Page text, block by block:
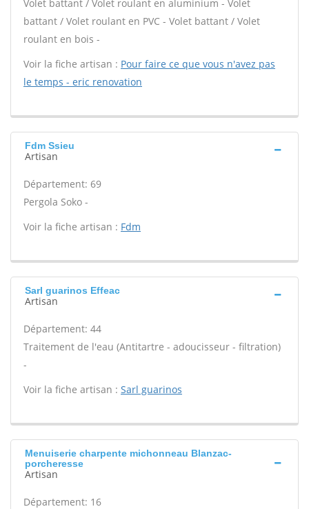
Volet battant / Volet roulant en aluminium - Volet
battant / Volet roulant en PVC - Volet battant / Volet
roulant en bois -
Voir la fiche artisan : Pour faire ce que vous n'avez pas
le temps - eric renovation
Fdm Ssieu
Artisan
Département: 69
Pergola Soko -
Voir la fiche artisan : Fdm
Sarl guarinos Effeac
Artisan
Département: 44
Traitement de l'eau (Antitartre - adoucisseur - filtration)
-
Voir la fiche artisan : Sarl guarinos
Menuiserie charpente michonneau Blanzac-
porcheresse
Artisan
Département: 16